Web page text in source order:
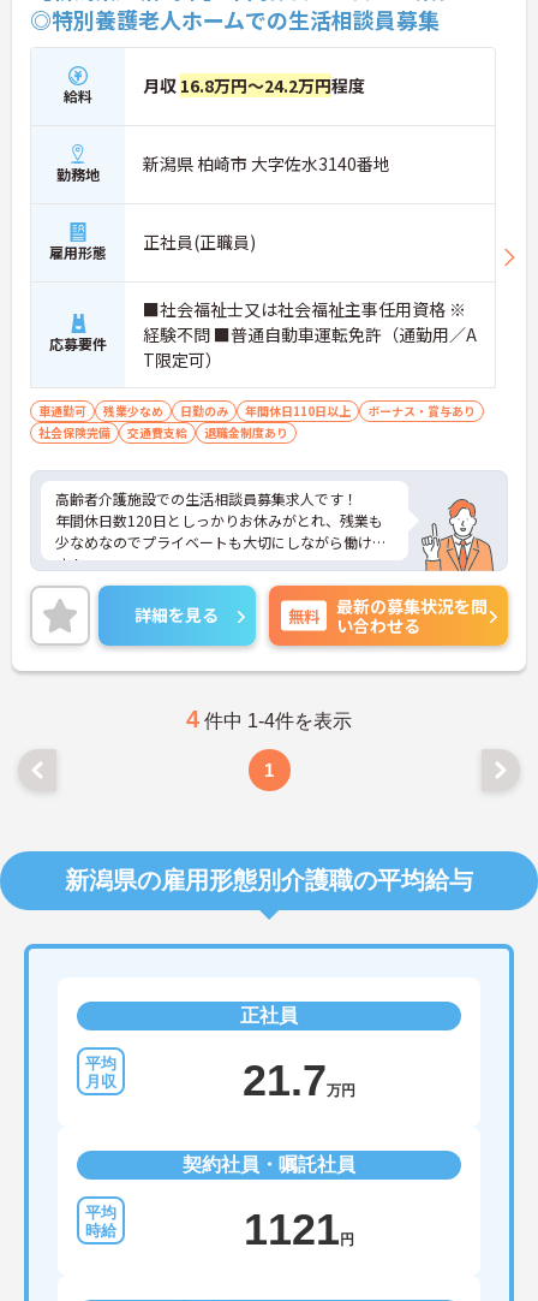
◎特別養護老人ホームでの生活相談員募集
給料 月収 16.8万円～24.2万円程度
勤務地 新潟県 柏崎市 大字佐水3140番地
雇用形態 正社員(正職員)
応募要件
■社会福祉士又は社会福祉主事任用資格 ※
経験不問 ■普通自動車運転免許（通勤用／A
T限定可）
車通勤可 残業少なめ 日勤のみ 年間休日110日以上
ボーナス・賞与あり
社会保険完備
交通費支給 退職金制度あり
高齢者介護施設での生活相談員募集求人です！
年間休日数120日としっかりお休みがとれ、残業も
少なめなのでプライベートも大切にしながら働けま
す！
ご興味ある方には、面接のポイントなど、さらに詳
細をお話致しますのでお気軽にご相談ください。
詳細を見る 無料
最新の募集状況を問
い合わせる
4 件中 1-4件を表示
1
新潟県の雇用形態別介護職の平均給与
正社員
21.7万円
契約社員・嘱託社員
1121 円